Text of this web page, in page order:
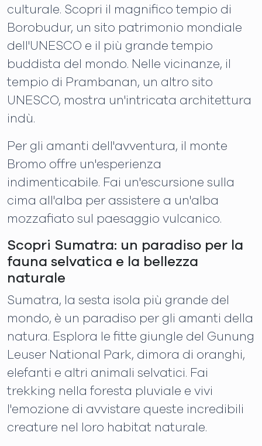
culturale. Scopri il magnifico tempio di
Borobudur, un sito patrimonio mondiale
dell'UNESCO e il più grande tempio
buddista del mondo. Nelle vicinanze, il
tempio di Prambanan, un altro sito
UNESCO, mostra un'intricata architettura
indù.
Per gli amanti dell'avventura, il monte
Bromo offre un'esperienza
indimenticabile. Fai un'escursione sulla
cima all'alba per assistere a un'alba
mozzafiato sul paesaggio vulcanico.
Scopri Sumatra: un paradiso per la
fauna selvatica e la bellezza
naturale
Sumatra, la sesta isola più grande del
mondo, è un paradiso per gli amanti della
natura. Esplora le fitte giungle del Gunung
Leuser National Park, dimora di oranghi,
elefanti e altri animali selvatici. Fai
trekking nella foresta pluviale e vivi
l'emozione di avvistare queste incredibili
creature nel loro habitat naturale.